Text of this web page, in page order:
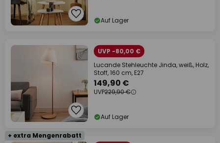
Auf Lager
UVP -80,00 €
Lucande Stehleuchte Jinda, weiß, Holz,
Stoff, 160 cm, E27
149,90 €
UVP229,90 €
Auf Lager
+ extra Mengenrabatt